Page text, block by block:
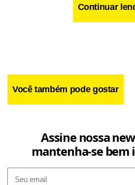
como Abu Ayman, e disse que ele
na província de Diyala, a nordeste de
Continuar
Você também pode gostar
Assine nossa
mantenha-se